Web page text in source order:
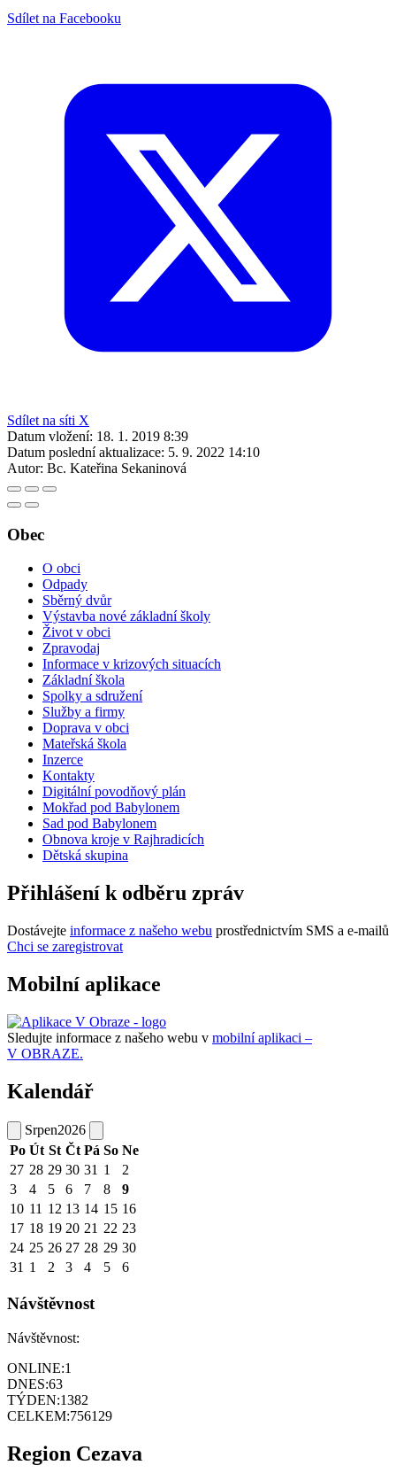
Sdílet na Facebooku
Sdílet na síti X
Datum vložení: 18. 1. 2019 8:39
Datum poslední aktualizace: 5. 9. 2022 14:10
Autor: Bc. Kateřina Sekaninová
Obec
O obci
Odpady
Sběrný dvůr
Výstavba nové základní školy
Život v obci
Zpravodaj
Informace v krizových situacích
Základní škola
Spolky a sdružení
Služby a firmy
Doprava v obci
Mateřská škola
Inzerce
Kontakty
Digitální povodňový plán
Mokřad pod Babylonem
Sad pod Babylonem
Obnova kroje v Rajhradicích
Dětská skupina
Přihlášení k odběru zpráv
Dostávejte informace z našeho webu prostřednictvím SMS a e-mailů
Chci se zaregistrovat
Mobilní aplikace
Sledujte informace z našeho webu v mobilní aplikaci –
V OBRAZE.
Kalendář
Srpen2026
Po Út St Čt Pá So Ne
27 28 29 30 31 1
2
3
4 5 6 7 8
9
10 11 12 13 14 15 16
17 18 19 20 21 22 23
24 25 26 27 28 29 30
31 1 2 3 4 5 6
Návštěvnost
Návštěvnost:
ONLINE:1
DNES:63
TÝDEN:1382
CELKEM:756129
Region Cezava